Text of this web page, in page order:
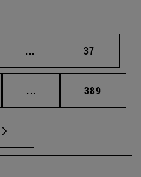
... Páginas intermedias
Página
37
... Páginas intermedias
Página
389